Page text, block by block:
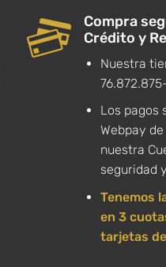
Compra
Crédito y
Nuestra
Los pagos
Webpay
nuestra
seguridad
Tenemos
en 3
tarjetas